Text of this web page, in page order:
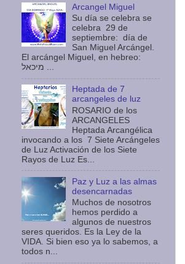
Arcangel Miguel
Su día se celebra se
celebra 29 de
septiembre: día de
San Miguel Arcángel.
El arcángel Miguel, en hebreo:
מיכאל ...
Heptada de 7
arcangeles de luz
ROSARIO de los
ARCANGELES
Heptada Arcangélica
invocando a los 7 Siete Arcángeles
de Luz Activación de los Siete
Rayos de Luz Es...
Paz y Luz a las almas
desencarnadas
Muchos de nosotros
hemos perdido a
algunos de nuestros
seres queridos. Es la Ley de la
VIDA. Si bien eso ya lo sabemos, a
todos n...